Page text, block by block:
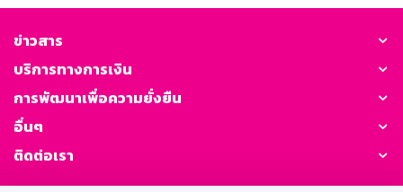
ข่าวสาร
บริการทางการเงิน
การพัฒนาเพื่อความยั่งยืน
อื่นๆ
ติดต่อเรา